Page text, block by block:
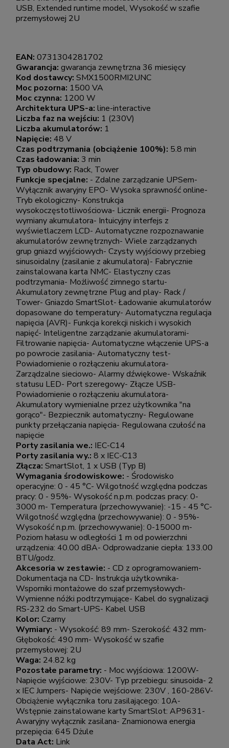
USB, Extended runtime model, Wysokość w szafie
przemysłowej 2U
EAN: 0731304281702
Gwarancja: gwarancja zewnętrzna 36 miesięcy
Kod dostawcy: SMX1500RMI2UNC
Moc pozorna: 1500 VA
Moc czynna: 1200 W
Architektura UPS-a: line-interactive
Liczba faz na wejściu: 1 (230V)
Liczba akumulatorów: 1
Napięcie: 48 V
Czas podtrzymania (obciążenie 100%): 5.8 min
Czas ładowania: 3 min
Typ obudowy: Rack, Tower
Funkcje specjalne: - Zdalne zarządzanie UPSem-
Wyłącznik awaryjny EPO- Wysoka sprawność online-
Tryb ekologiczny- Konstrukcja
wysokoczęstotliwościowa- Licznik energii- Prognoza
wymiany akumulatora- Intuicyjny interfejs z
wyświetlaczem LCD- Automatyczne rozpoznawanie
akumulatorów zewnętrznych- Wiele zarządzanych
grup gniazd wyjściowych- Czysty wyjściowy przebieg
sinusoidalny (zasilanie z akumulatora)- Fabrycznie
zainstalowana karta NMC- Elastyczny czas
podtrzymania- Możliwość zimnego startu-
Akumulatory zewnętrzne Plug and play- Rack /
Tower- Gniazdo SmartSlot- Ładowanie akumulatorów
dopasowane do temperatury- Automatyczna regulacja
napięcia (AVR)- Funkcja korekcji niskich i wysokich
napięć- Inteligentne zarządzanie akumulatorami-
Filtrowanie napięcia- Automatyczne włączenie UPS-a
po powrocie zasilania- Automatyczny test-
Powiadomienie o rozłączeniu akumulatora-
Zarządzalne sieciowo- Alarmy dźwiękowe- Wskaźnik
statusu LED- Port szeregowy- Złącze USB-
Powiadomienie o rozłączeniu akumulatora-
Akumulatory wymienialne przez użytkownika "na
gorąco"- Bezpiecznik automatyczny- Regulowane
punkty przełączania napięcia- Regulowana czułość na
napięcie
Porty zasilania we.: IEC-C14
Porty zasilania wy.: 8 x IEC-C13
Złącza: SmartSlot, 1 x USB (Typ B)
Wymagania środowiskowe: - Środowisko
operacyjne: 0 - 45 °C- Wilgotność względna podczas
pracy: 0 - 95%- Wysokość n.p.m. podczas pracy: 0-
3000 m- Temperatura (przechowywanie): -15 - 45 °C-
Wilgotność względna (przechowywanie): 0 - 95%-
Wysokość n.p.m. (przechowywanie): 0-15000 m-
Poziom hałasu w odległości 1 m od powierzchni
urządzenia: 40.00 dBA- Odprowadzanie ciepła: 133.00
BTU/godz.
Akcesoria w zestawie: - CD z oprogramowaniem-
Dokumentacja na CD- Instrukcja użytkownika-
Wsporniki montażowe do szaf przemysłowych-
Wymienne nóżki podtrzymujące- Kabel do sygnalizacji
RS-232 do Smart-UPS- Kabel USB
Kolor: Czarny
Wymiary: - Wysokość: 89 mm- Szerokość: 432 mm-
Głębokość: 490 mm- Wysokość w szafie
przemysłowej: 2U
Waga: 24.82 kg
Pozostałe parametry: - Moc wyjściowa: 1200W-
Napięcie wyjściowe: 230V- Typ przebiegu: sinusoida- 2
x IEC Jumpers- Napięcie wejściowe: 230V , 160-286V-
Obciążenie wyłącznika toru zasilającego: 10A-
Wstępnie zainstalowane karty SmartSlot: AP9631-
Awaryjny wyłącznik zasilana- Znamionowa energia
przepięcia: 645 Dżule
Data Act: Link